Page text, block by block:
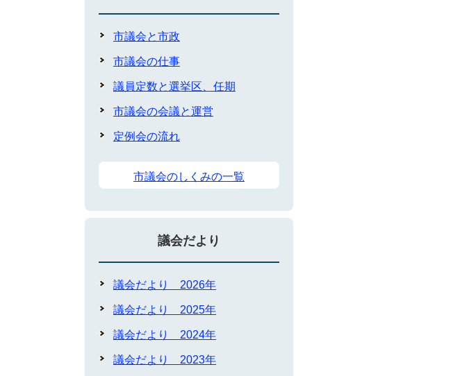
市議会と市政
市議会の仕事
議員定数と選挙区、任期
市議会の会議と運営
定例会の流れ
市議会のしくみの一覧
議会だより
議会だより 2026年
議会だより 2025年
議会だより 2024年
議会だより 2023年